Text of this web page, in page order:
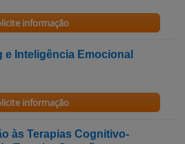
informação
Inteligência Emocional
informação
às Terapias Cognitivo-